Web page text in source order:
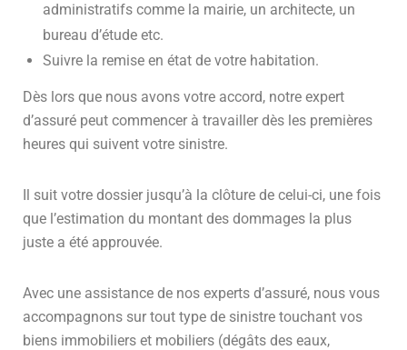
administratifs comme la mairie, un architecte, un
bureau d’étude etc.
Suivre la remise en état de votre habitation.
Dès lors que nous avons votre accord, notre expert
d’assuré peut commencer à travailler dès les premières
heures qui suivent votre sinistre.
Il suit votre dossier jusqu’à la clôture de celui-ci, une fois
que l’estimation du montant des dommages la plus
juste a été approuvée.
Avec une assistance de nos experts d’assuré, nous vous
accompagnons sur tout type de sinistre touchant vos
biens immobiliers et mobiliers (dégâts des eaux,